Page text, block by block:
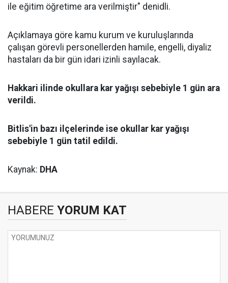
ile eğitim öğretime ara verilmiştir" denidli.
Açıklamaya göre kamu kurum ve kuruluşlarında
çalışan görevli personellerden hamile, engelli, diyaliz
hastaları da bir gün idari izinli sayılacak.
Hakkari ilinde okullara kar yağışı sebebiyle 1 gün ara
verildi.
Bitlis'in bazı ilçelerinde ise okullar kar yağışı
sebebiyle 1 gün tatil edildi.
Kaynak: DHA
HABERE YORUM KAT